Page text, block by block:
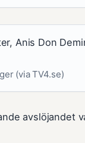
Anis Don
(via TV4.se)
avslöjandet